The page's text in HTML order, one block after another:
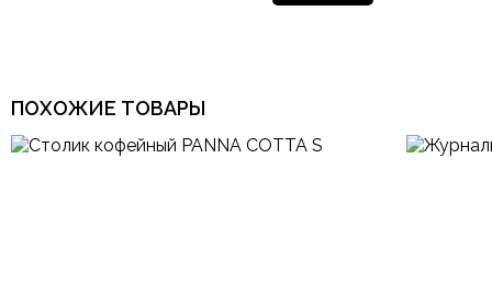
ПОХОЖИЕ ТОВАРЫ